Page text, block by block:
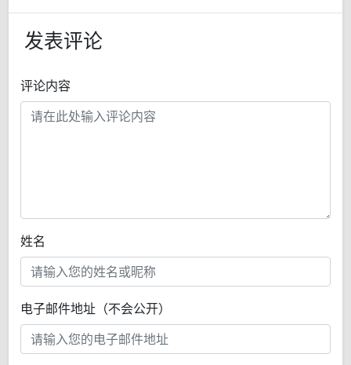
发表评论
评论内容
姓名
电子邮件地址（不会公开）